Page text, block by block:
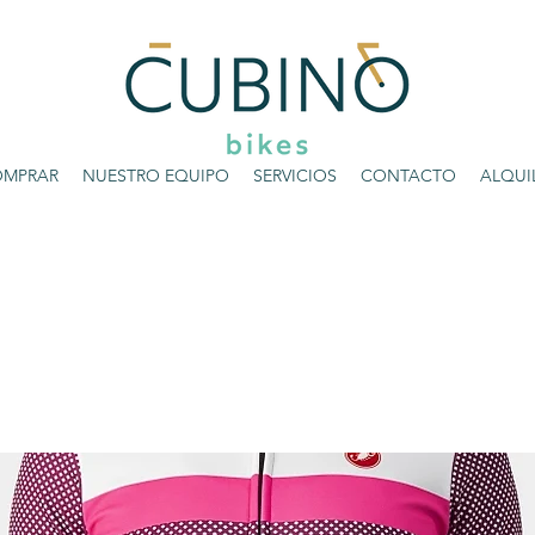
NUESTRO EQUIPO SERVICIOS CONTACTO